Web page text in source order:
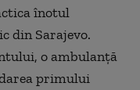
înotul
din Sarajevo.
o ambulanță
primului